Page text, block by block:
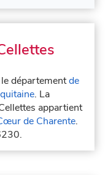
le départementde
. La
appartient
de Charente.